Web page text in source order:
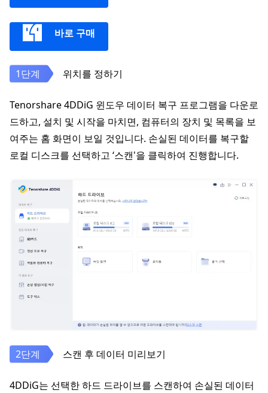
바로 구매
위치를 정하기
Tenorshare 4DDiG 윈도우 데이터 복구 프로그램을 다운로
드하고, 설치 및 시작을 마치면, 컴퓨터의 장치 및 목록을 보
여주는 홈 화면이 보일 것입니다. 손실된 데이터를 복구할
로컬 디스크를 선택하고 ‘스캔'을 클릭하여 진행합니다.
스캔 후 데이터 미리보기
4DDiG는 선택한 하드 드라이브를 스캔하여 손실된 데이터